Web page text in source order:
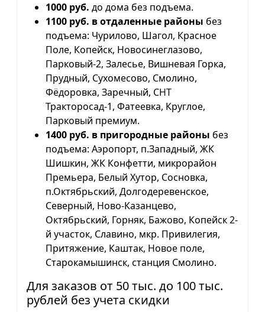
1000 руб. до дома без подъема.
1100 руб. в отдаленные районы без
подъема: Чурилово, Шагол, Красное
Поле, Копейск, Новосинеглазово,
Парковый-2, Залесье, Вишневая Горка,
Прудный, Сухомесово, Смолино,
Фёдоровка, Заречный, СНТ
Тракторосад-1, Фатеевка, Круглое,
Парковый премиум.
1400 руб. в пригородные районы без
подъема: Аэропорт, п.Западный, ЖК
Шишкин, ЖК Конфетти, микрорайон
Премьера, Белый Хутор, Сосновка,
п.Октябрьский, Долгодеревенское,
Северный, Ново-Казанцево,
Октябрьский, Горняк, Бажово, Копейск 2-
й участок, Славино, мкр. Привилегия,
Притяжение, Каштак, Новое поле,
Старокамышинск, станция Смолино.
Для заказов от 50 тыс. до 100 тыс.
рублей без учета скидки